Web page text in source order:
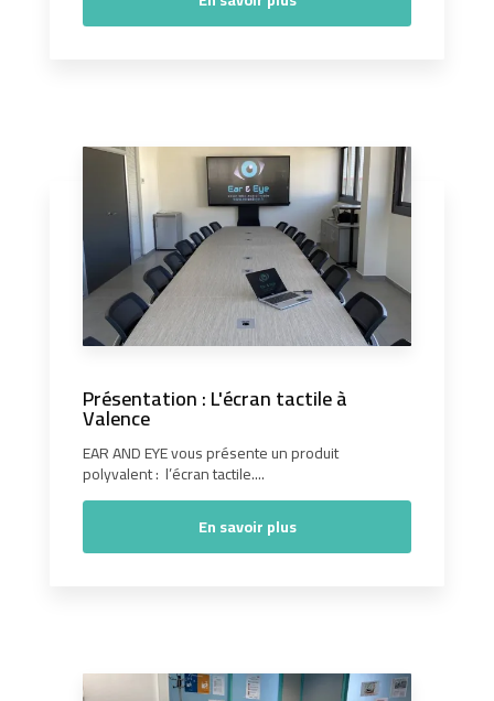
Présentation : L'écran tactile à
Valence
EAR AND EYE vous présente un produit
polyvalent : l’écran tactile....
En savoir plus